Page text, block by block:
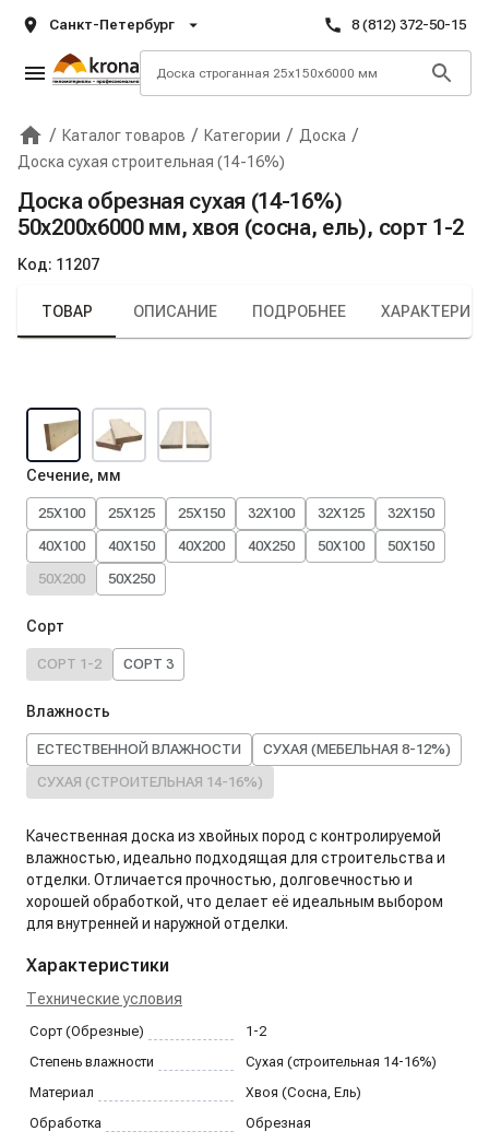
Санкт-Петербург 8 (812) 372-50-15
Главная
/ Каталог товаров / Категории / Доска /
Доска сухая строительная (14-16%)
Доска обрезная сухая (14-16%)
50х200х6000 мм, хвоя (сосна, ель), сорт 1-2
Код: 11207
Крона
ТОВАР ОПИСАНИЕ ПОДРОБНЕЕ
Сечение, мм
25X100 25X125 25X150 32X100 32X125
32X150
40X100
40X150 40X200 40X250 50X100
50X150
50X200
50X250
Сорт
СОРТ 1-2 СОРТ 3
Влажность
ЕСТЕСТВЕННОЙ ВЛАЖНОСТИ
СУХАЯ (МЕБЕЛЬНАЯ 8-12%)
СУХАЯ (СТРОИТЕЛЬНАЯ 14-16%)
Качественная доска из хвойных пород с контролируемой
влажностью, идеально подходящая для строительства и
отделки. Отличается прочностью, долговечностью и
хорошей обработкой, что делает её идеальным выбором
для внутренней и наружной отделки.
Характеристики
Технические условия
Сорт (Обрезные)
1-2
Степень влажности
Сухая (строительная 14-16%)
Материал
Хвоя (Сосна, Ель)
Обработка
Обрезная